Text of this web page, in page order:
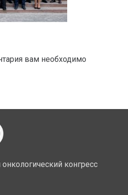
вам необходимо
конгресс